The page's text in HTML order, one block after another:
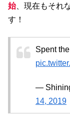
始、現在もそれ
す！
Spent
—
14, 2019